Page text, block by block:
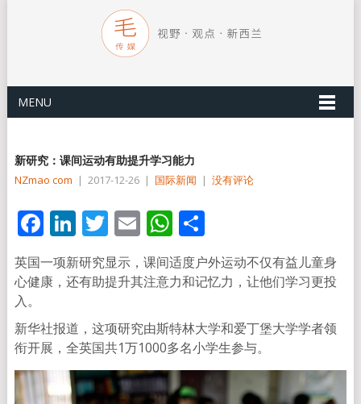
MENU
新研究：课间运动有助提升学习能力
NZmao com | 2017-12-26 | 国际新闻 | 没有评论
Facebook
LinkedIn
Twitter
EmailWhatsApp
分
享
英国一项新研究显示，课间适度户外运动不仅有益儿童身
心健康，还有助提升其注意力和记忆力，让他们学习更投
入。
新华社报道，这项研究由斯特林大学和爱丁堡大学学者领
衔开展，全英国共1万1000多名小学生参与。